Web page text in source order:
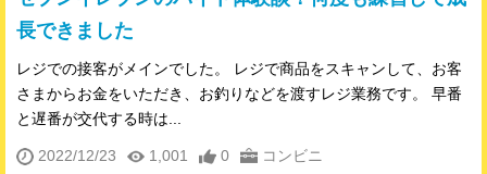
長できました
レジでの接客がメインでした。 レジで商品をスキャンして、お客
さまからお金をいただき、お釣りなどを渡すレジ業務です。 早番
と遅番が交代する時は...
2022/12/23 1,001 0 コンビニ